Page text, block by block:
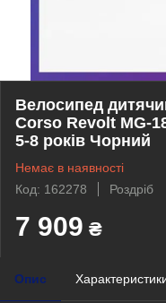
Велосипед
Corso Revolt MG-
5-8 років Чорний
Немає в наявності
Код: 162278
Роздріб
7 909 ₴
Опис